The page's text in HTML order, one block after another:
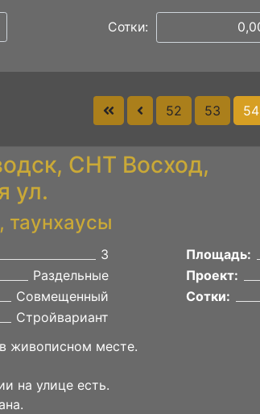
Сотки:
52 53 54
СНТ Восход,
ул.
таунхаусы
3
Раздельные
Совмещенный
Стройвариант
Площадь:
Проект:
Сотки:
живописном месте.
на улице есть.